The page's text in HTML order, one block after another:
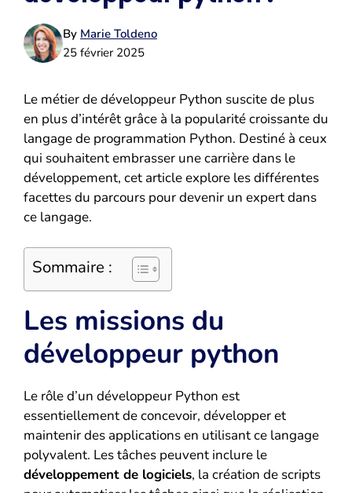
By Marie Toldeno
25 février 2025
Le métier de développeur Python suscite de plus
en plus d’intérêt grâce à la popularité croissante du
langage de programmation Python. Destiné à ceux
qui souhaitent embrasser une carrière dans le
développement, cet article explore les différentes
facettes du parcours pour devenir un expert dans
ce langage.
Sommaire :
Les missions du
développeur python
Le rôle d’un développeur Python est
essentiellement de concevoir, développer et
maintenir des applications en utilisant ce langage
polyvalent. Les tâches peuvent inclure le
développement de logiciels, la création de scripts